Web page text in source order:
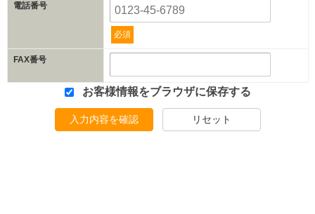
電話番号
必須
FAX番号
お客様情報をブラウザに保存する
入力内容を確認 リセット